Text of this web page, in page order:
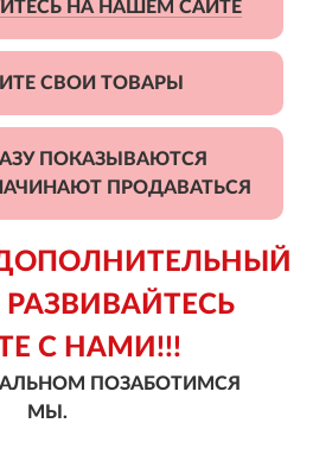
НА НАШЕМ САЙТЕ
СВОИ ТОВАРЫ
ПОКАЗЫВАЮТСЯ
ПРОДАВАТЬСЯ
С НАМИ!!!
ПОЗАБОТИМСЯ
МЫ.